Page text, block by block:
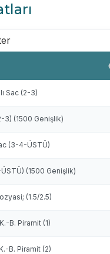
Sac (2-3)
3) (1500 Genişlik)
(3-4-ÜSTÜ)
(1500 Genişlik)
(1.5/2.5)
B. Piramit (1)
B. Piramit (2)